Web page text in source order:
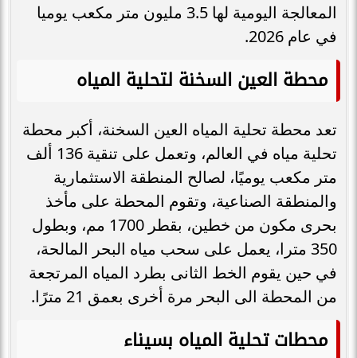
المعالجة اليومية لها 3.5 مليون متر مكعب يوميا
في عام 2026.
محطة العين السخنة لتحلية المياه
تعد محطة تحلية المياه العين السخنة، أكبر محطة
تحلية مياه في العالم، وتعمل على تنقية 136 ألف
متر مكعب يوميًا، لصالح المنطقة الاستثمارية
والمنطقة الصناعية، وتقوم المحطة على مأخذ
بحرى مكون من خطين، بقطر 1700 مم، وبطول
350 مترا، يعمل على سحب مياه البحر المالحة،
في حين يقوم الخط الثانى بطرد المياه المرتجعة
من المحطة الى البحر مرة أخرى بعمق 21 مترًا.
محطات تحلية المياه بسيناء